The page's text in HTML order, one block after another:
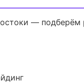
— подберём